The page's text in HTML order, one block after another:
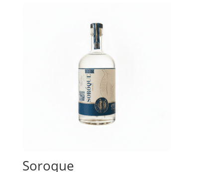
Soroque